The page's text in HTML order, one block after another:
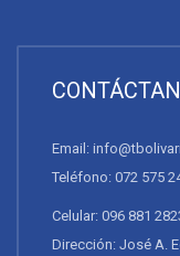
Email:
Teléfono: 072 575
Celular: 096 881
Dirección: José A.